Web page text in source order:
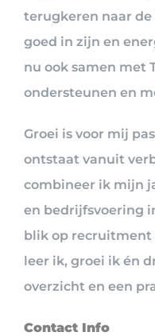
terugkeren naar de
goed in zijn en
nu ook samen met
ondersteunen en
Groei is voor mij
ontstaat vanuit
combineer ik mijn
en bedrijfsvoering
blik op recruitment
leer ik, groei ik én
overzicht en een
Contact Info